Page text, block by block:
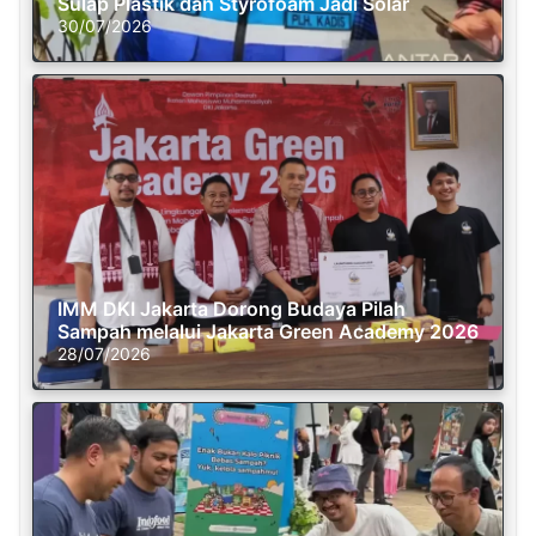
30/07/2026
IMM DKI Jakarta Dorong Budaya Pilah
Sampah melalui Jakarta Green Academy 2026
28/07/2026